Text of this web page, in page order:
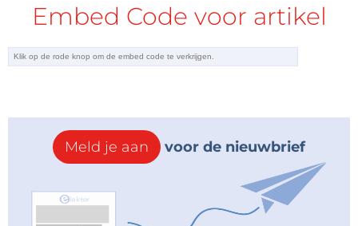
Embed Code voor artikel
Meld je aan voor de nieuwbrief